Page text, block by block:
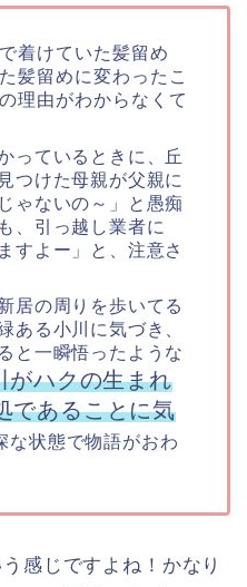
着けていた髪留め
髪留めに変わったこ
理由がわからなくて
っているときに、丘
つけた母親が父親に
ゃないの～」と愚痴
、引っ越し業者に
すよー」と、注意さ
居の周りを歩いてる
ある小川に気づき、
と一瞬悟ったような
がハクの生まれ
であることに気
な状態で物語がおわ
感じですよね！かなり